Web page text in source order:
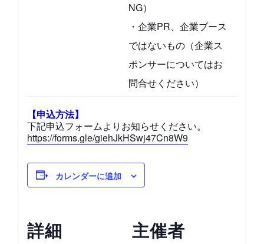
NG）
・企業PR、企業ブース
ではないもの（企業ス
ポンサーについてはお
問合せください）
【申込方法】
下記申込フォームよりお知らせください。
https://forms.gle/giehJkHSwj47Cn8W9
カレンダーに追加
詳細 主催者